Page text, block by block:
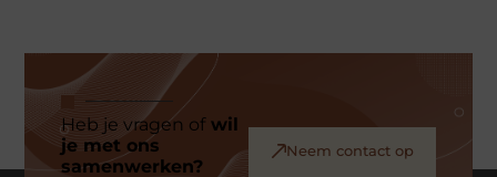
Heb je vragen ofwil
je met ons
samenwerken?
Neem contact op